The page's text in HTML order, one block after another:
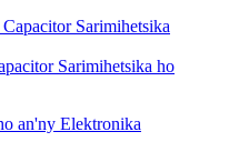
Sarimihetsika ho